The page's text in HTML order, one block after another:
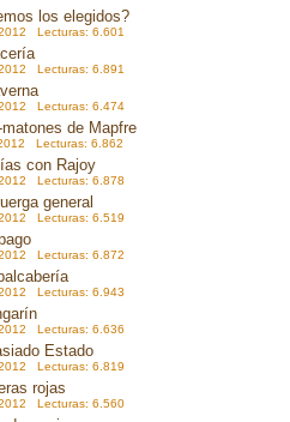
los elegidos?
Lecturas: 6.601
Lecturas: 6.891
Lecturas: 6.474
matones de Mapfre
Lecturas: 6.862
con Rajoy
Lecturas: 6.878
general
Lecturas: 6.519
Lecturas: 6.872
Lecturas: 6.943
Lecturas: 6.636
Estado
Lecturas: 6.819
rojas
Lecturas: 6.560